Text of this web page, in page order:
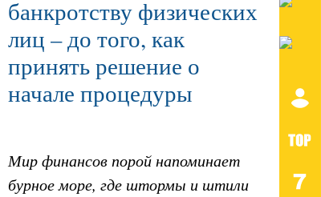
банкротству физических
лиц – до того, как
принять решение о
начале процедуры
Мир финансов порой напоминает
бурное море, где штормы и штили